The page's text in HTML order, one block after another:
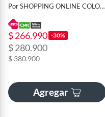
Por SHOPPING ONLINE COLOMBIA SAS
$ 266.990 -30%
$ 280.900
$ 380.900
Agregar